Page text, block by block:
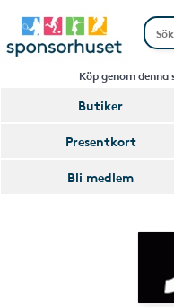
Köp genom
Butiker
Presentkort
Bli medlem